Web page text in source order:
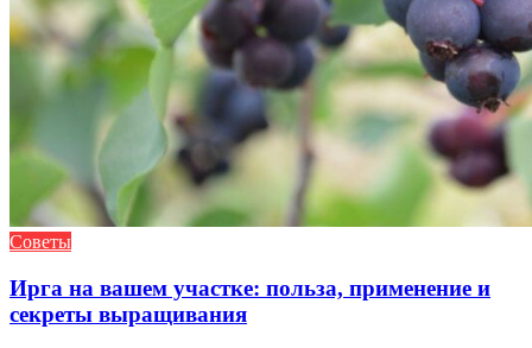
Советы
Ирга на вашем участке: польза, применение и
секреты выращивания